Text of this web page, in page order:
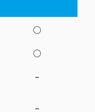
○
○
–
–